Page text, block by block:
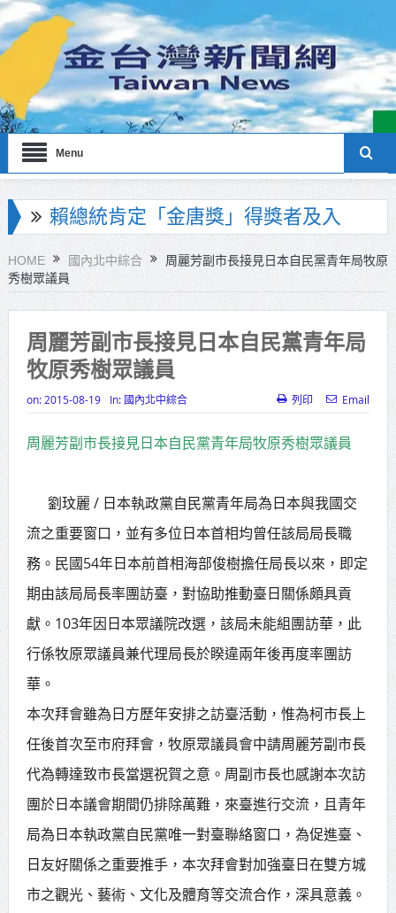
Menu
海巡署南部分署主官大換血 蔡順元
勉提升巡防戰力
北市鮮奶週報再升級！8月31日補助
擴大至國中生
雙北合作里程碑！萬大線動態測試
侯友宜蔣萬安攜手視察
北形象館亮相
高雄「三民運動中心」市長陳其
邁、運動部長李洋各界貴賓共同揭幕
高雄東照山關帝廟全國國中小學書
法比賽 圓滿落幕
賴清德總統主持將官晉任 期勉精進
不對稱戰力
蔣萬安再拋出「倒閣說」 喊推陳其
邁組閣
賴總統肯定「金唐獎」得獎者及入
圍者 允諾完善支持體系
HOME 國內北中綜合
周麗芳副市長接見日本自民黨青年局牧原
秀樹眾議員
周麗芳副市長接見日本自民黨青年局
牧原秀樹眾議員
on: 2015-08-19 In: 國內北中綜合 列印 Email
周麗芳副市長接見日本自民黨青年局牧原秀樹眾議員
劉玟麗 / 日本執政黨自民黨青年局為日本與我國交
流之重要窗口，並有多位日本首相均曾任該局局長職
務。民國54年日本前首相海部俊樹擔任局長以來，即定
期由該局局長率團訪臺，對協助推動臺日關係頗具貢
獻。103年因日本眾議院改選，該局未能組團訪華，此
行係牧原眾議員兼代理局長於睽違兩年後再度率團訪
華。
本次拜會雖為日方歷年安排之訪臺活動，惟為柯市長上
任後首次至市府拜會，牧原眾議員會中請周麗芳副市長
代為轉達致市長當選祝賀之意。周副市長也感謝本次訪
團於日本議會期間仍排除萬難，來臺進行交流，且青年
局為日本執政黨自民黨唯一對臺聯絡窗口，為促進臺、
日友好關係之重要推手，本次拜會對加強臺日在雙方城
市之觀光、藝術、文化及體育等交流合作，深具意義。